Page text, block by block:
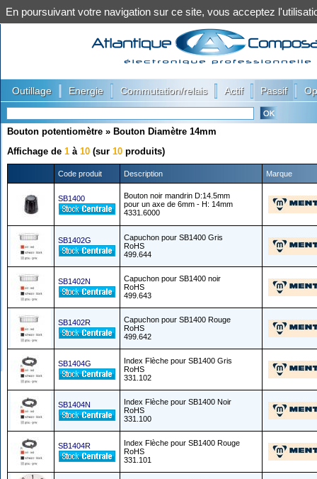
Outillage Energie Commutation/relais Actif Passif
Bouton potentiomètre » Bouton Diamètre 14mm
Affichage de 1 à 10 (sur 10 produits)
Code produit Description Marque
SB1400
Bouton noir mandrin D:14.5mm
pour un axe de 6mm - H: 14mm
4331.6000
SB1402G
Capuchon pour SB1400 Gris
RoHS
499.644
SB1402N
Capuchon pour SB1400 noir
RoHS
499.643
SB1402R
Capuchon pour SB1400 Rouge
RoHS
499.642
SB1404G
Index Flèche pour SB1400 Gris
RoHS
331.102
SB1404N
Index Flèche pour SB1400 Noir
RoHS
331.100
SB1404R
Index Flèche pour SB1400 Rouge
RoHS
331.101
En poursuivant votre navigation sur ce site, vous acceptez